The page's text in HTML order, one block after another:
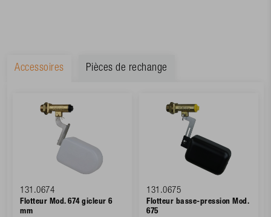
Accessoires Pièces de rechange
131.0674
Flotteur Mod. 674 gicleur 6
mm
131.0675
Flotteur basse-pression Mod.
675